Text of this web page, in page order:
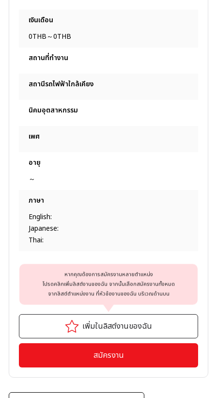
เงินเดือน
0THB～0THB
สถานที่ทํางาน
สถานีรถไฟฟ้าใกล้เคียง
นิคมอุตสาหกรรม
เพศ
อายุ
～
ภาษา
English:
Japanese:
Thai:
เพิ่มในลิสต์งานของฉัน
หากคุณต้องการสมัครงานหลายตำแหน่ง
โปรดคลิกเพิ่มลิสต์งานของฉัน จากนั้นเลือกสมัครงานทั้งหมด
จากลิสต์ตำแหน่งงาน ที่หัวข้องานของฉัน บริเวณด้านบน
สมัครงาน